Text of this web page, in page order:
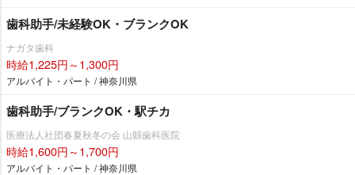
歯科助手/未経験OK・ブランクOK
ナガタ歯科
時給1,225円～1,300円
アルバイト・パート / 神奈川県
歯科助手/ブランクOK・駅チカ
医療法人社団春夏秋冬の会 山縣歯科医院
時給1,600円～1,700円
アルバイト・パート / 神奈川県